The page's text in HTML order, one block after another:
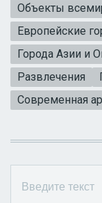
Объекты
Европейские
Города Азии и
Развлечения
Современная